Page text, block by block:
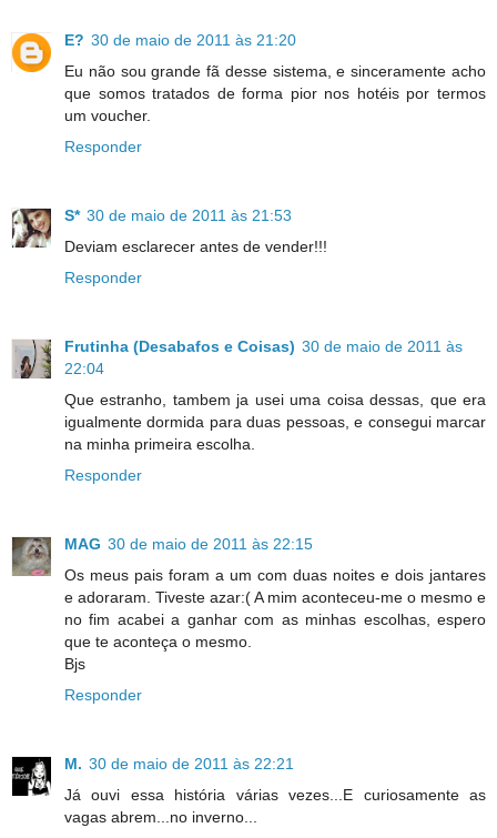
E? 30 de maio de 2011 às 21:20
Eu não sou grande fã desse sistema, e sinceramente acho
que somos tratados de forma pior nos hotéis por termos
um voucher.
Responder
S* 30 de maio de 2011 às 21:53
Deviam esclarecer antes de vender!!!
Responder
Frutinha (Desabafos e Coisas) 30 de maio de 2011 às
22:04
Que estranho, tambem ja usei uma coisa dessas, que era
igualmente dormida para duas pessoas, e consegui marcar
na minha primeira escolha.
Responder
MAG 30 de maio de 2011 às 22:15
Os meus pais foram a um com duas noites e dois jantares
e adoraram. Tiveste azar:( A mim aconteceu-me o mesmo e
no fim acabei a ganhar com as minhas escolhas, espero
que te aconteça o mesmo.
Bjs
Responder
M. 30 de maio de 2011 às 22:21
Já ouvi essa história várias vezes...E curiosamente as
vagas abrem...no inverno...